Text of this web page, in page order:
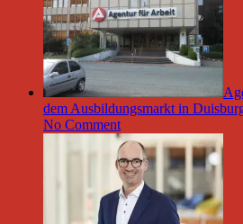
dem Ausbildungsmarkt in
No Comment